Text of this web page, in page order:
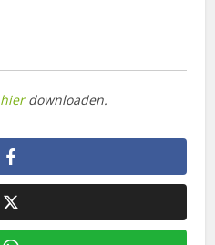
hierdownloaden.